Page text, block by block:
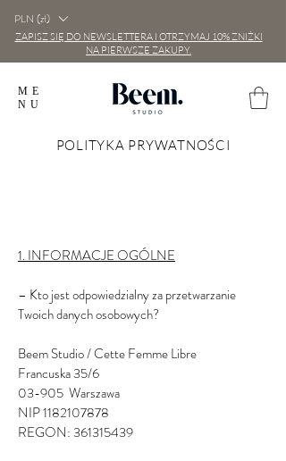
ME
NU
PLN (zł)
ZAPISZ SIĘ DO NEWSLETTERA I OTRZYMAJ 10% ZNIŻKI
NA PIERWSZE ZAKUPY.
POLITYKA PRYWATNOŚCI
1. INFORMACJE OGÓLNE
– Kto jest odpowiedzialny za przetwarzanie
Twoich danych osobowych?
Beem Studio / Cette Femme Libre
Francuska 35/6
03-905 Warszawa
NIP1182107878
REGON:361315439